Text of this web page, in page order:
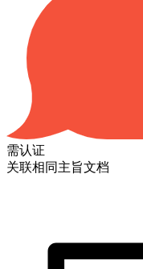
需认证
关联相同主旨文档